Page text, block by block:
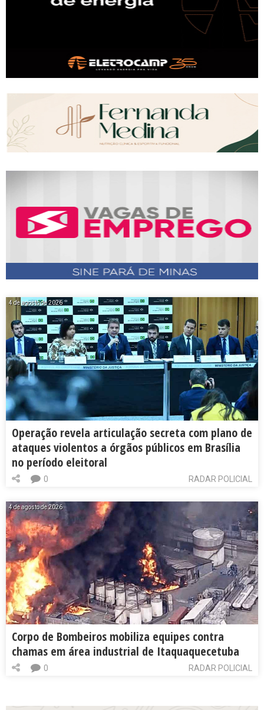
4 de agosto de 2026
Operação revela articulação secreta com plano de
ataques violentos a órgãos públicos em Brasília
no período eleitoral
RADAR POLICIAL
0
4 de agosto de 2026
Corpo de Bombeiros mobiliza equipes contra
chamas em área industrial de Itaquaquecetuba
RADAR POLICIAL
0